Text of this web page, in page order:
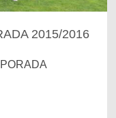
2015/2016